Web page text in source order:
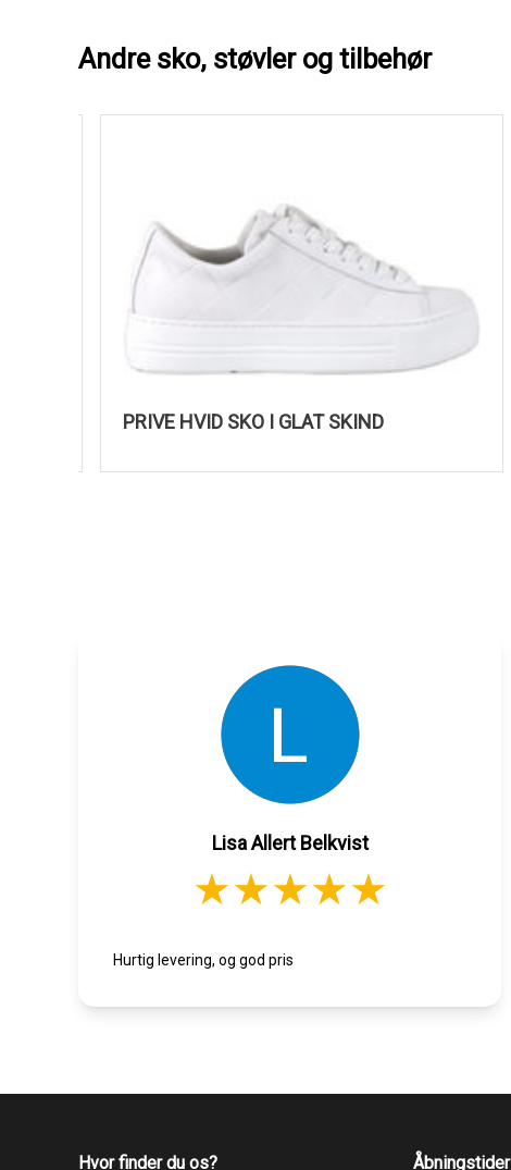
Andre sko, støvler og tilbehør
PRIVE HVID SKO I GLAT SKIND
Lisa Allert Belkvist
Hurtig levering, og god pris
Hvor finder du os? Åbningstider